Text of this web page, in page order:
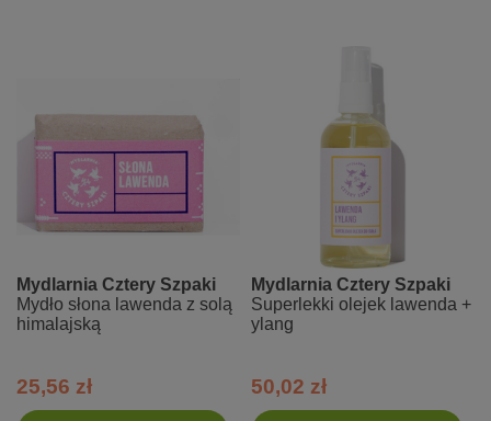
Mydlarnia Cztery Szpaki
Mydło słona lawenda z solą
himalajską
25,56 zł
Mydlarnia Cztery Szpaki
Superlekki olejek lawenda +
ylang
50,02 zł